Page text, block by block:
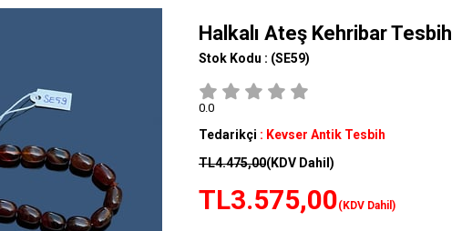
Halkalı Ateş Kehribar Tesbih
Stok Kodu : (SE59)
0.0
Tedarikçi : Kevser Antik Tesbih
TL4.475,00(KDV Dahil)
TL3.575,00(KDV Dahil)